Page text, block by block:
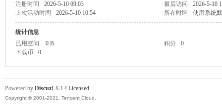
注册时间
2026-5-10 09:03 最后访问
2026-5-10
上次活动时间
2026-5-10 10:54 所在时区 使用系统
统计信息
已用空间
0 B 积分
0
下载币
0
Powered by Discuz! X3.4 Licensed
Copyright © 2001-2021, Tencent Cloud.